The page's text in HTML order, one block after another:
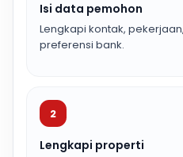
Isi data pemohon
Lengkapi kontak,
preferensi bank.
2
Lengkapi properti